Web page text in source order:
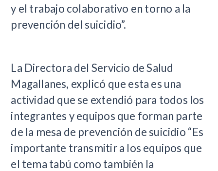
y el trabajo colaborativo en torno a la
prevención del suicidio”.
La Directora del Servicio de Salud
Magallanes, explicó que esta es una
actividad que se extendió para todos los
integrantes y equipos que forman parte
de la mesa de prevención de suicidio “Es
importante transmitir a los equipos que
el tema tabú como también la